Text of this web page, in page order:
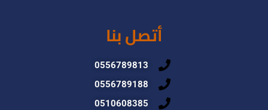
أتصل بنا
0556789813
0556789188
0510608385